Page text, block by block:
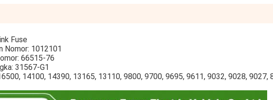
Fuse
Nomor: 1012101
66515-76
31567-G1
14100, 14390, 13165, 13110, 9800, 9700, 9695, 9611, 9032, 9028, 9027,